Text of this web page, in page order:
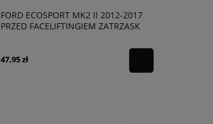
FORD ECOSPORT MK2 II 2012-2017
PRZED FACELIFTINGIEM ZATRZASK
47,95 zł